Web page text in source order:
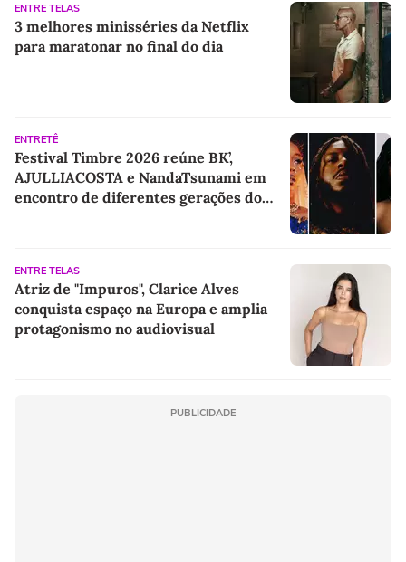
ENTRE TELAS
3 melhores minisséries da Netflix
para maratonar no final do dia
ENTRETÊ
Festival Timbre 2026 reúne BK’,
AJULLIACOSTA e NandaTsunami em
encontro de diferentes gerações do
ENTRE TELAS
Atriz de "Impuros", Clarice Alves
conquista espaço na Europa e amplia
protagonismo no audiovisual
PUBLICIDADE